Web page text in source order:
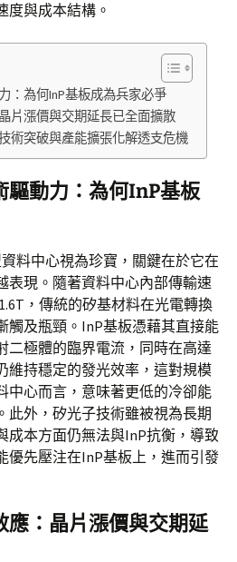
度與成本結構。
：為何InP基板成為兵家必爭
片漲價與交期延長已全面擴散
術突破與產能擴張化解透支危機
驅動力：為何InP基板
料中心視為珍寶，關鍵在於它在
表現。隨著資料中心內部傳輸速
，傳統的矽基材料在光電轉換
觸及瓶頸。InP基板憑藉其直接能
二極體的臨界電流，同時在高達
維持穩定的發光效率，這對規模
中心而言，意味著更低的冷卻能
此外，矽光子技術雖被視為長期
成本方面仍無法與InP抗衡，導致
優先壓注在InP基板上，進而引發
應：晶片漲價與交期延